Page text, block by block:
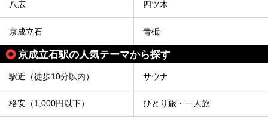
八広 四ツ木
京成立石 青砥
京成立石駅の人気テーマから探す
駅近（徒歩10分以内） サウナ
格安（1,000円以下） ひとり旅・一人旅